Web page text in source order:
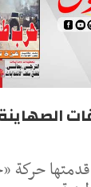
قدمتها